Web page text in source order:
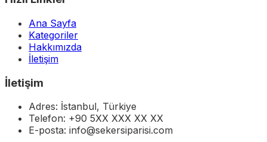
Ana Sayfa
Kategoriler
Hakkımızda
İletişim
İletişim
Adres: İstanbul, Türkiye
Telefon: +90 5XX XXX XX XX
E-posta: info@sekersiparisi.com